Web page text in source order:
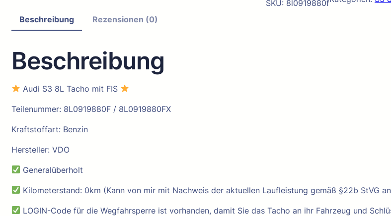
SKU: 8l0919880f
Beschreibung Rezensionen (0)
Beschreibung
Audi S3 8L Tacho mit FIS
Teilenummer: 8L0919880F / 8L0919880FX
Kraftstoffart: Benzin
Hersteller: VDO
Generalüberholt
Kilometerstand: 0km (Kann von mir mit Nachweis der aktuellen Laufleistung gemäß §22b StVG
LOGIN-Code für die Wegfahrsperre ist vorhanden, damit Sie das Tacho an ihr Fahrzeug und